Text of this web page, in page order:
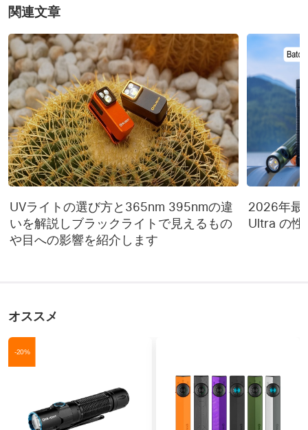
ハンドルの厚さ
関連文章
UVライトの選び方と365nm 395nmの違
いを解説しブラックライトで見えるもの
や目への影響を紹介します
2026年最
Ultra の性
オススメ
-20%